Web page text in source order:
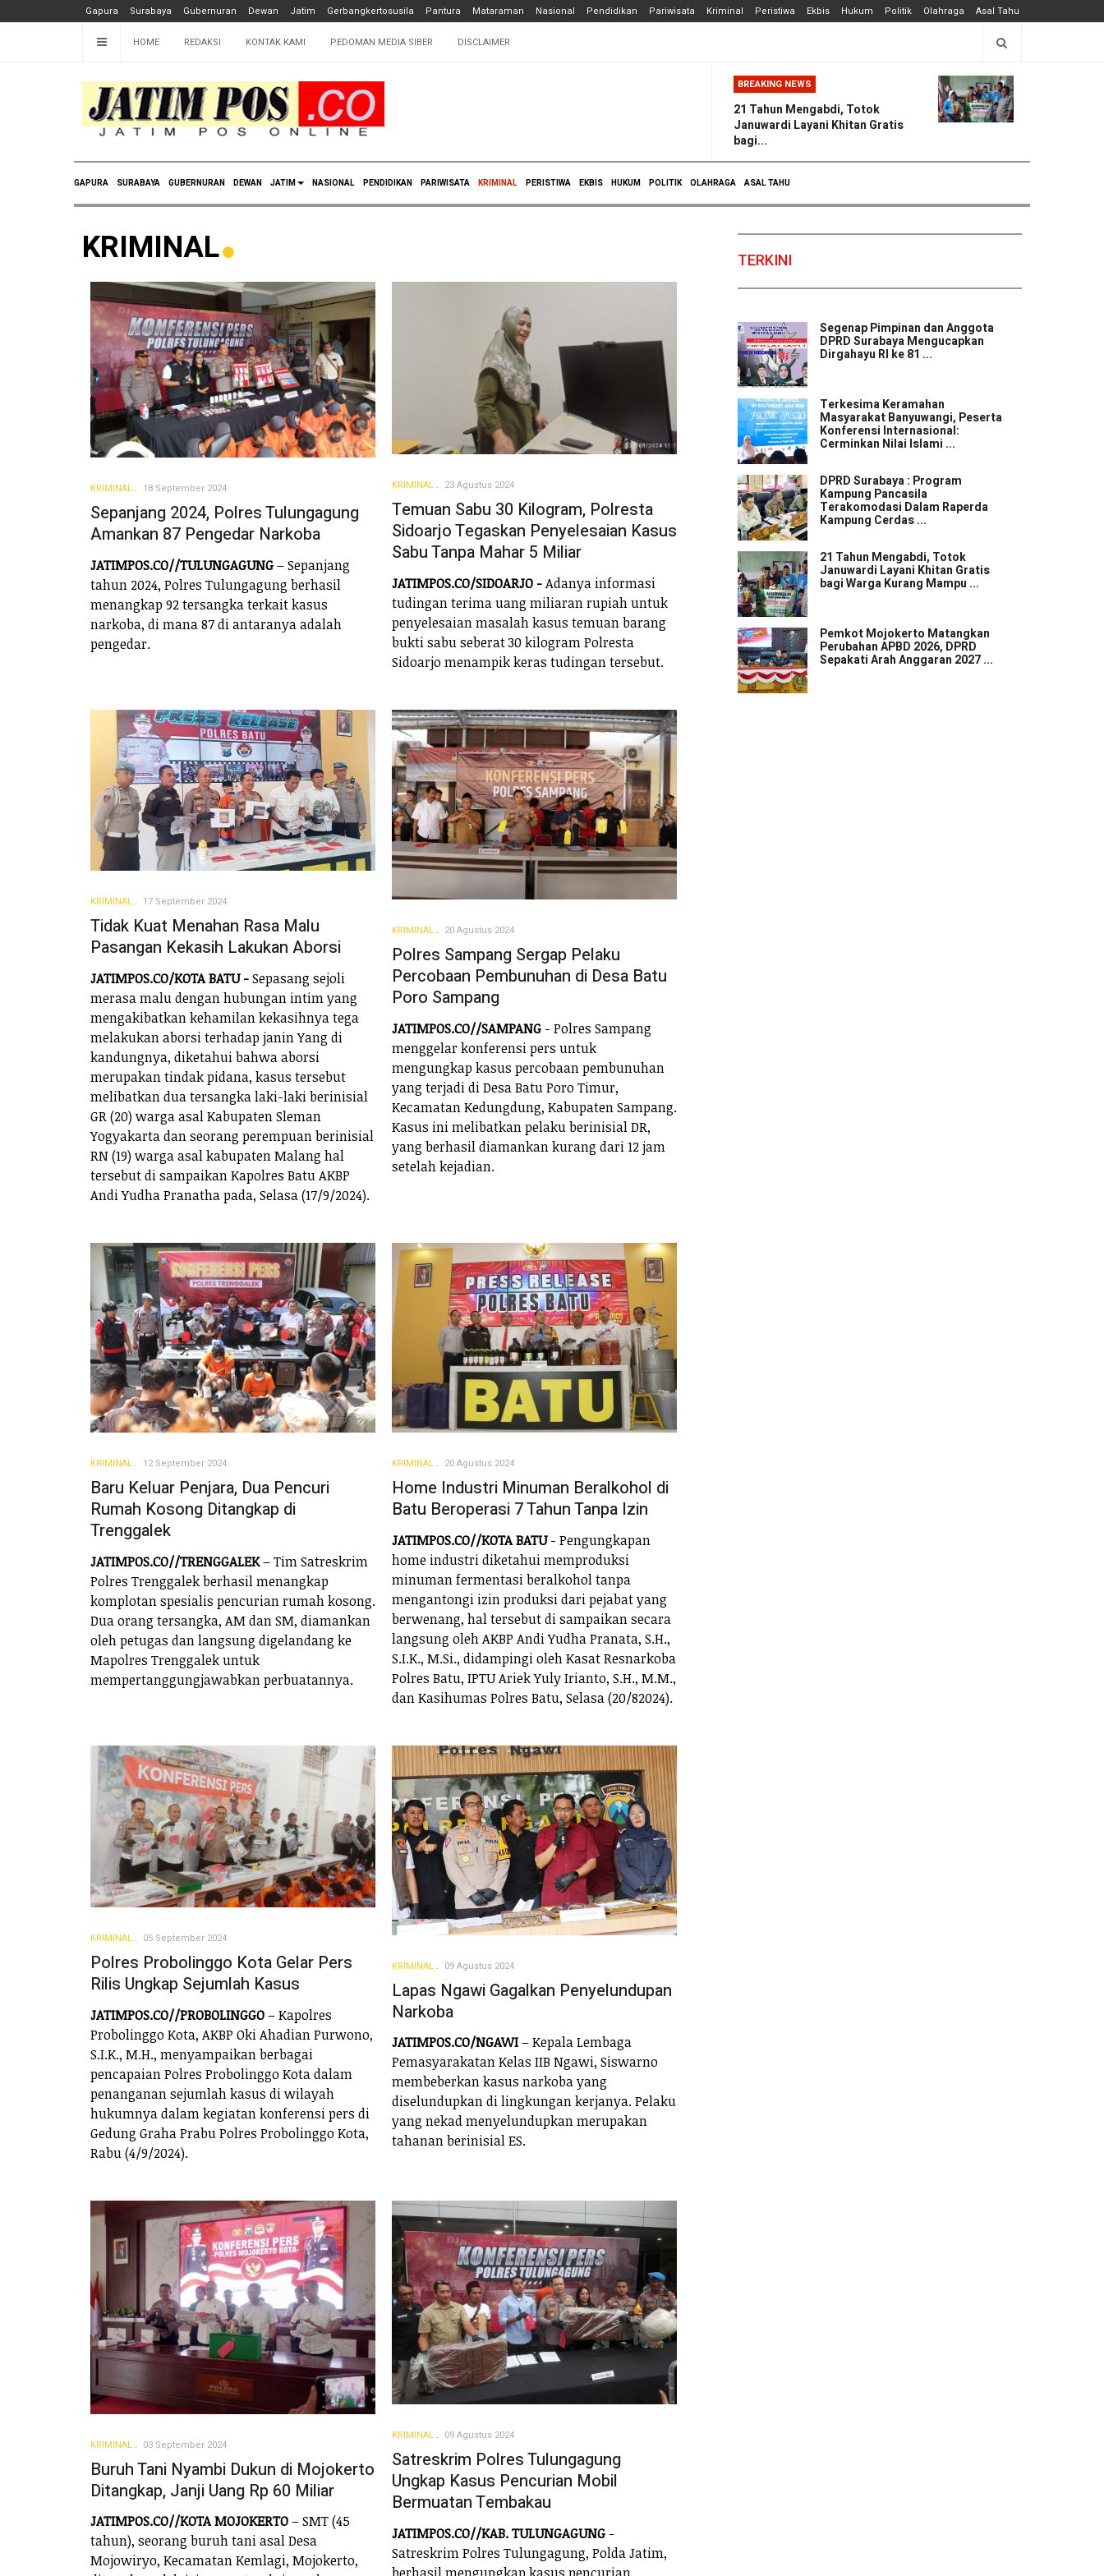
Gapura Surabaya Gubernuran Dewan Jatim Gerbangkertosusila Pantura Mataraman Nasional Pendidikan Pariwisata Kriminal Peristiwa Ekbis Hukum Politik Olahraga Asal Tahu
HOME REDAKSI KONTAK KAMI PEDOMAN MEDIA SIBER DISCLAIMER
BREAKING NEWS
21 Tahun Mengabdi, Totok
Januwardi Layani Khitan Gratis
bagi...
GAPURA SURABAYA GUBERNURAN DEWAN JATIM NASIONAL PENDIDIKAN PARIWISATA KRIMINAL PERISTIWA EKBIS HUKUM POLITIK OLAHRAGA ASAL TAHU
KRIMINAL
KRIMINAL 18 September 2024
Sepanjang 2024, Polres Tulungagung
Amankan 87 Pengedar Narkoba
JATIMPOS.CO//TULUNGAGUNG– Sepanjang
tahun 2024, Polres Tulungagung berhasil
menangkap 92 tersangka terkait kasus
narkoba, di mana 87 di antaranya adalah
pengedar.
KRIMINAL 23 Agustus 2024
Temuan Sabu 30 Kilogram, Polresta
Sidoarjo Tegaskan Penyelesaian Kasus
Sabu Tanpa Mahar 5 Miliar
JATIMPOS.CO/SIDOARJO -Adanya informasi
tudingan terima uang miliaran rupiah untuk
penyelesaian masalah kasus temuan barang
bukti sabu seberat 30 kilogram Polresta
Sidoarjo menampik keras tudingan tersebut.
KRIMINAL 17 September 2024
Tidak Kuat Menahan Rasa Malu
Pasangan Kekasih Lakukan Aborsi
JATIMPOS.CO/KOTA BATU -Sepasang sejoli
merasa malu dengan hubungan intim yang
mengakibatkan kehamilan kekasihnya tega
melakukan aborsi terhadap janin Yang di
kandungnya, diketahui bahwa aborsi
merupakan tindak pidana, kasus tersebut
melibatkan dua tersangka laki-laki berinisial
GR (20) warga asal Kabupaten Sleman
Yogyakarta dan seorang perempuan berinisial
RN (19) warga asal kabupaten Malang hal
tersebut di sampaikan Kapolres Batu AKBP
Andi Yudha Pranatha pada, Selasa (17/9/2024).
KRIMINAL 20 Agustus 2024
Polres Sampang Sergap Pelaku
Percobaan Pembunuhan di Desa Batu
Poro Sampang
JATIMPOS.CO//SAMPANG - Polres Sampang
menggelar konferensi pers untuk
mengungkap kasus percobaan pembunuhan
yang terjadi di Desa Batu Poro Timur,
Kecamatan Kedungdung, Kabupaten Sampang.
Kasus ini melibatkan pelaku berinisial DR,
yang berhasil diamankan kurang dari 12 jam
setelah kejadian.
KRIMINAL 12 September 2024
Baru Keluar Penjara, Dua Pencuri
Rumah Kosong Ditangkap di
Trenggalek
JATIMPOS.CO//TRENGGALEK– Tim Satreskrim
Polres Trenggalek berhasil menangkap
komplotan spesialis pencurian rumah kosong.
Dua orang tersangka, AM dan SM, diamankan
oleh petugas dan langsung digelandang ke
Mapolres Trenggalek untuk
mempertanggungjawabkan perbuatannya.
KRIMINAL 20 Agustus 2024
Home Industri Minuman Beralkohol di
Batu Beroperasi 7 Tahun Tanpa Izin
JATIMPOS.CO//KOTA BATU- Pengungkapan
home industri diketahui memproduksi
minuman fermentasi beralkohol tanpa
mengantongi izin produksi dari pejabat yang
berwenang, hal tersebut di sampaikan secara
langsung oleh AKBP Andi Yudha Pranata, S.H.,
S.I.K., M.Si., didampingi oleh Kasat Resnarkoba
Polres Batu, IPTU Ariek Yuly Irianto, S.H., M.M.,
dan Kasihumas Polres Batu, Selasa (20/82024).
KRIMINAL 05 September 2024
Polres Probolinggo Kota Gelar Pers
Rilis Ungkap Sejumlah Kasus
JATIMPOS.CO//PROBOLINGGO– Kapolres
Probolinggo Kota, AKBP Oki Ahadian Purwono,
S.I.K., M.H., menyampaikan berbagai
pencapaian Polres Probolinggo Kota dalam
penanganan sejumlah kasus di wilayah
hukumnya dalam kegiatan konferensi pers di
Gedung Graha Prabu Polres Probolinggo Kota,
Rabu (4/9/2024).
KRIMINAL 09 Agustus 2024
Lapas Ngawi Gagalkan Penyelundupan
Narkoba
JATIMPOS.CO/NGAWI– Kepala Lembaga
Pemasyarakatan Kelas IIB Ngawi, Siswarno
membeberkan kasus narkoba yang
diselundupkan di lingkungan kerjanya. Pelaku
yang nekad menyelundupkan merupakan
tahanan berinisial ES.
KRIMINAL 03 September 2024
Buruh Tani Nyambi Dukun di Mojokerto
Ditangkap, Janji Uang Rp 60 Miliar
JATIMPOS.CO//KOTA MOJOKERTO– SMT (45
tahun), seorang buruh tani asal Desa
Mojowiryo, Kecamatan Kemlagi, Mojokerto,
KRIMINAL 09 Agustus 2024
Satreskrim Polres Tulungagung
Ungkap Kasus Pencurian Mobil
Bermuatan Tembakau
JATIMPOS.CO//KAB. TULUNGAGUNG -
Satreskrim Polres Tulungagung, Polda Jatim,
TERKINI
Segenap Pimpinan dan Anggota
DPRD Surabaya Mengucapkan
Dirgahayu RI ke 81 ...
Terkesima Keramahan
Masyarakat Banyuwangi, Peserta
Konferensi Internasional:
Cerminkan Nilai Islami ...
DPRD Surabaya : Program
Kampung Pancasila
Terakomodasi Dalam Raperda
Kampung Cerdas ...
21 Tahun Mengabdi, Totok
Januwardi Layani Khitan Gratis
bagi Warga Kurang Mampu ...
Pemkot Mojokerto Matangkan
Perubahan APBD 2026, DPRD
Sepakati Arah Anggaran 2027 ...